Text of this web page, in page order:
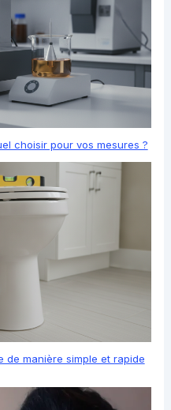
choisir pour vos mesures ?
de manière simple et rapide